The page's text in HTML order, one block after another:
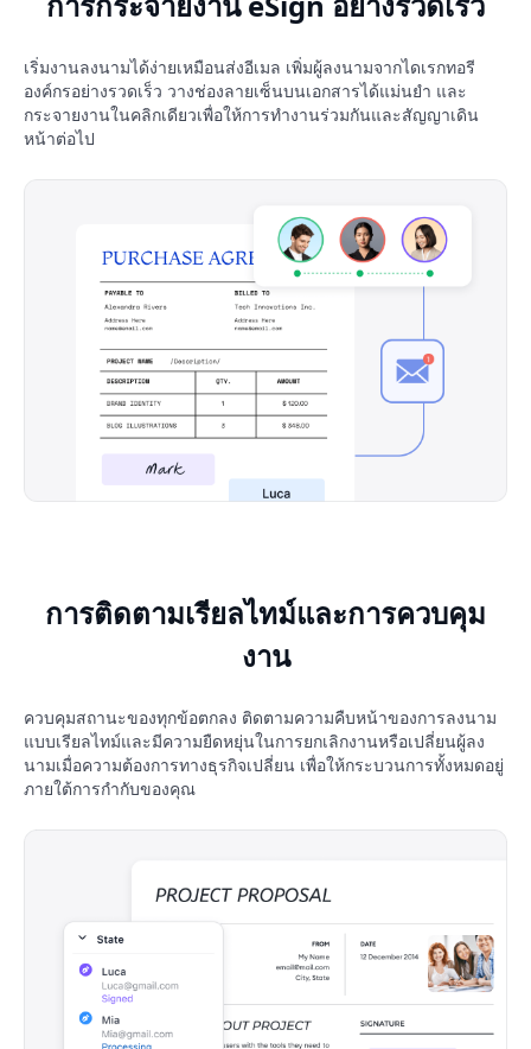
เริ่มงานลงนามได้ง่ายเหมือนส่งอีเมล เพิ่มผู้ลงนามจากไดเรกทอรี
องค์กรอย่างรวดเร็ว วางช่องลายเซ็นบนเอกสารได้แม่นยำ และ
กระจายงานในคลิกเดียวเพื่อให้การทำงานร่วมกันและสัญญาเดิน
หน้าต่อไป
การติดตามเรียลไทม์และการควบคุม
งาน
ควบคุมสถานะของทุกข้อตกลง ติดตามความคืบหน้าของการลงนาม
แบบเรียลไทม์และมีความยืดหยุ่นในการยกเลิกงานหรือเปลี่ยนผู้ลง
นามเมื่อความต้องการทางธุรกิจเปลี่ยน เพื่อให้กระบวนการทั้งหมดอยู่
ภายใต้การกำกับของคุณ